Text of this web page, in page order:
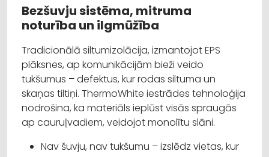
Bezšuvju sistēma, mitruma
noturība un ilgmūžība
Tradicionālā siltumizolācija, izmantojot EPS
plāksnes, ap komunikācijām bieži veido
tukšumus – defektus, kur rodas siltuma un
skaņas tiltiņi. ThermoWhite iestrādes tehnoloģija
nodrošina, ka materiāls ieplūst visās spraugās
ap cauruļvadiem, veidojot monolītu slāni.
Nav šuvju, nav tukšumu – izslēdz vietas, kur